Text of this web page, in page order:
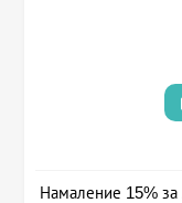
Намаление 15%